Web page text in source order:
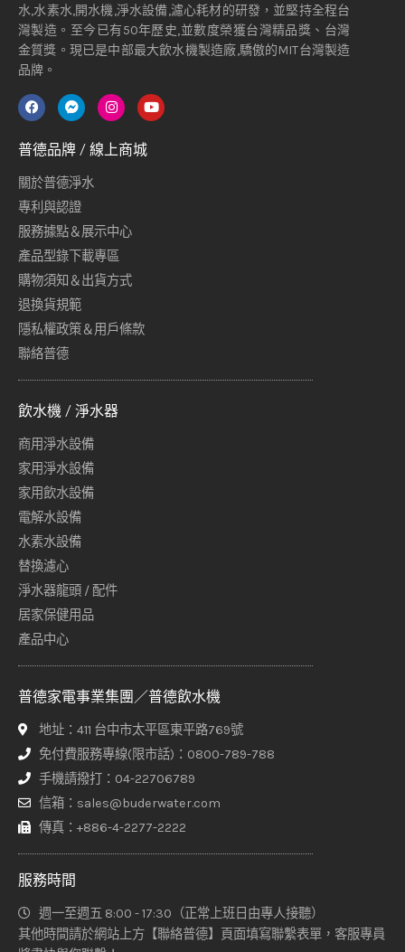
水,水素水,開水機,淨水設備,濾心耗材的研發，並堅持全程台
灣製造。至今已有50年歷史,並數度榮獲台灣精品獎、台灣
金質獎。現已是中部最大飲水機製造廠,驕傲的MIT台灣製造
品牌。
普德品牌 / 線上商城
關於普德淨水
專利與認證
服務據點＆展示中心
產品型錄下載專區
購物須知＆出貨方式
退換貨規範
隱私權政策＆用戶條款
聯絡普德
飲水機 / 淨水器
商用淨水設備
家用淨水設備
家用飲水設備
電解水設備
水素水設備
替換濾心
淨水器龍頭 / 配件
居家保健用品
產品中心
普德家電事業集團／普德飲水機
地址：411 台中市太平區東平路769號
免付費服務專線(限市話)：0800-789-788
手機請撥打：04-22706789
信箱：sales@buderwater.com
傳真：+886-4-2277-2222
服務時間
週一至週五 8:00 - 17:30（正常上班日由專人接聽）
其他時間請於網站上方【聯絡普德】頁面填寫聯繫表單，客服專員